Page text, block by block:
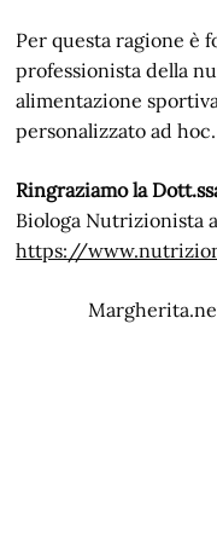
Per questa ragione è
professionista della
alimentazione
personalizzato ad hoc.
Ringraziamo la
Biologa Nutrizionista
https://